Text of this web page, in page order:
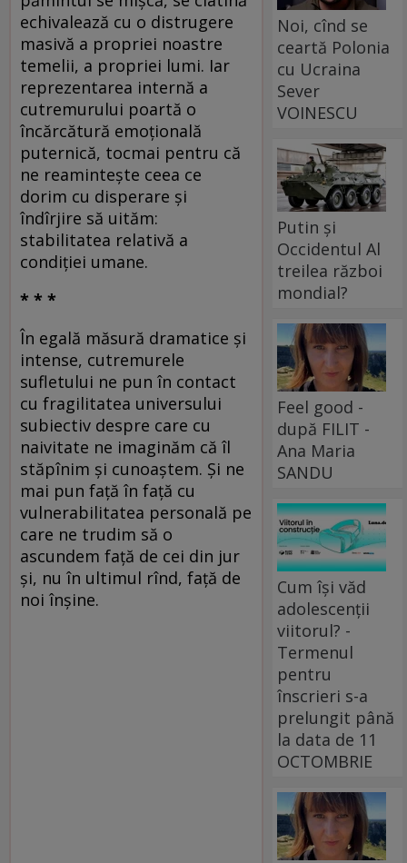
echivalează cu o distrugere
masivă a propriei noastre
temelii, a propriei lumi. Iar
reprezentarea internă a
cutremurului poartă o
încărcătură emoţională
puternică, tocmai pentru că
ne reaminteşte ceea ce
dorim cu disperare şi
îndîrjire să uităm:
stabilitatea relativă a
condiţiei umane.
* * *
În egală măsură dramatice şi
intense, cutremurele
sufletului ne pun în contact
cu fragilitatea universului
subiectiv despre care cu
naivitate ne imaginăm că îl
stăpînim şi cunoaştem. Şi ne
mai pun faţă în faţă cu
vulnerabilitatea personală pe
care ne trudim să o
ascundem faţă de cei din jur
şi, nu în ultimul rînd, faţă de
noi înşine.
Noi, cînd se
ceartă Polonia
cu Ucraina
Sever
VOINESCU
Putin și
Occidentul Al
treilea război
mondial?
Feel good -
după FILIT -
Ana Maria
SANDU
Cum își văd
adolescenții
viitorul? -
Termenul
pentru
înscrieri s-a
prelungit până
la data de 11
OCTOMBRIE